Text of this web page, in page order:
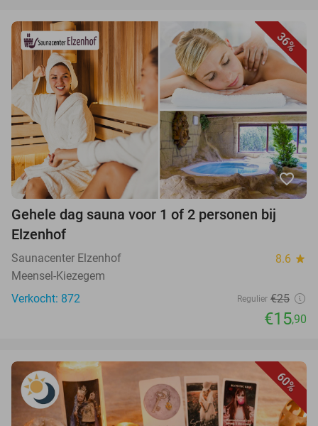
36%
favorite_border
Gehele dag sauna voor 1 of 2 personen bij
Elzenhof
Saunacenter Elzenhof 8.6 star
Meensel-Kiezegem
Verkocht: 872
Regulier €25
€15,90
60%